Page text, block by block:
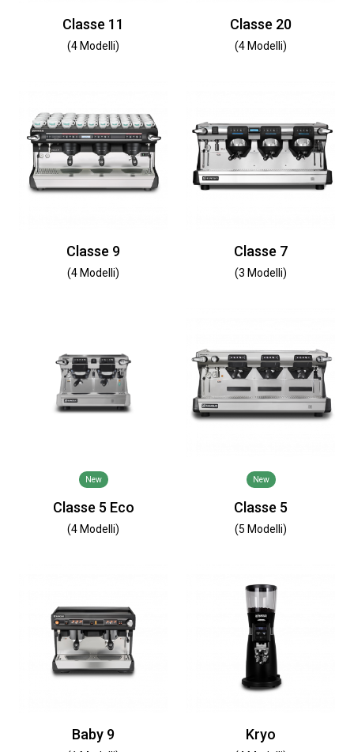
Classe 11
(4 Modelli)
Classe 20
(4 Modelli)
Classe 9
(4 Modelli)
Classe 7
(3 Modelli)
New
Classe 5 Eco
(4 Modelli)
New
Classe 5
(5 Modelli)
Baby 9 Kryo